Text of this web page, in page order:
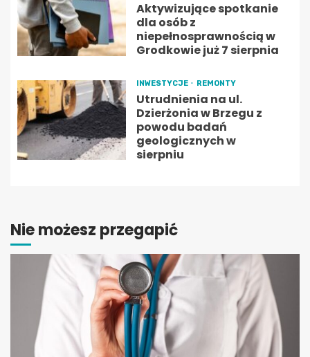
Aktywizujące spotkanie
dla osób z
niepełnosprawnością w
Grodkowie już 7 sierpnia
INWESTYCJE REMONTY
Utrudnienia na ul.
Dzierżonia w Brzegu z
powodu badań
geologicznych w
sierpniu
Nie możesz przegapić